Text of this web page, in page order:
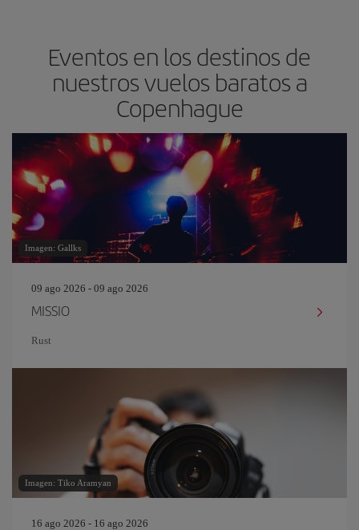
Eventos en los destinos de
nuestros vuelos baratos a
Copenhague
Imagen: Gallks
09 ago 2026 - 09 ago 2026
MISSIO
Rust
Imagen: Tiko Aramyan
16 ago 2026 - 16 ago 2026